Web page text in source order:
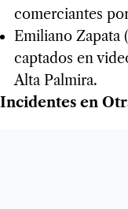
comerciantes
Emiliano Zapata
captados en
Alta Palmira.
Incidentes en